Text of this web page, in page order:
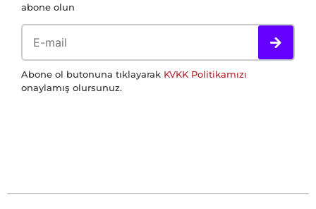
abone olun
Abone ol butonuna tıklayarak KVKK Politikamızı
onaylamış olursunuz.